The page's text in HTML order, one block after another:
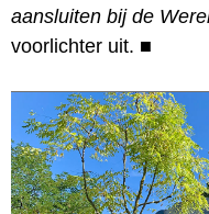
aansluiten bij de
voorlichter uit. ■